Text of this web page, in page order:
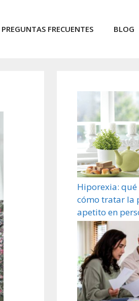
PREGUNTAS FRECUENTES BLOG
Hiporexia: qué
cómo tratar la
apetito en